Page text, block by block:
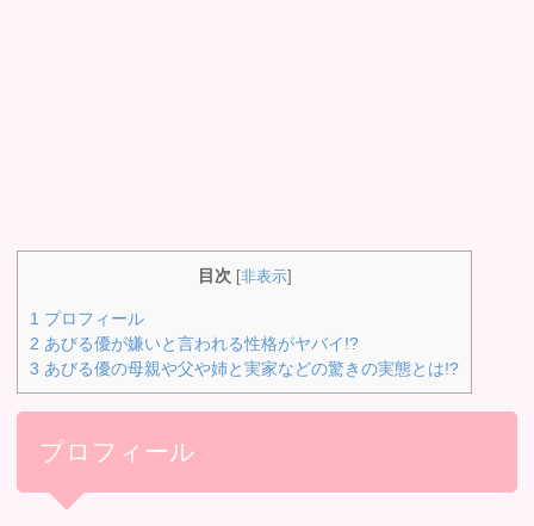
目次 [非表示]
1 プロフィール
2 あびる優が嫌いと言われる性格がヤバイ!?
3 あびる優の母親や父や姉と実家などの驚きの実態とは!?
プロフィール